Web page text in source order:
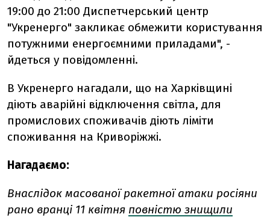
19:00 до 21:00 Диспетчерський центр
"Укренерго" закликає обмежити користування
потужними енергоємними приладами", -
йдеться у повідомленні.
В Укренерго нагадали, що на Харківщині
діють аварійні відключення світла, для
промислових споживачів діють ліміти
споживання на Криворіжжі.
Нагадаємо:
Внаслідок масованої ракетної атаки росіяни
рано вранці 11 квітня повністю знищили